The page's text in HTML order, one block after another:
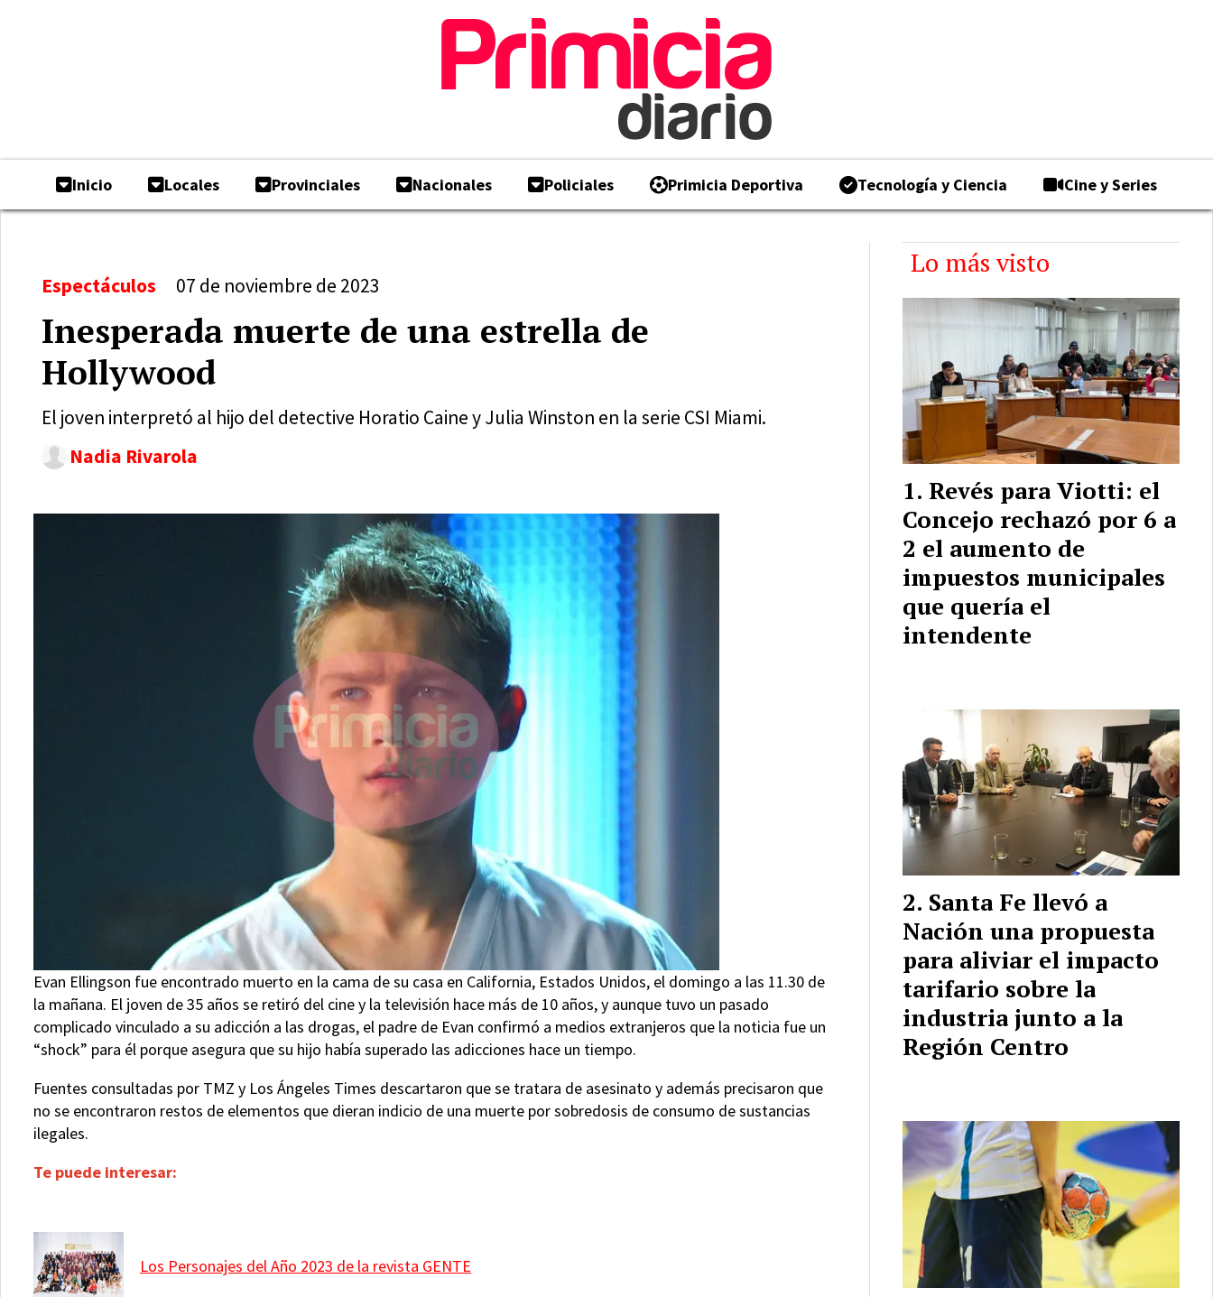
Inicio Locales Provinciales Nacionales Policiales Primicia Deportiva Tecnología y Ciencia Cine y Series
Inesperada muerte de una estrella de
Hollywood
El joven interpretó al hijo del detective Horatio Caine y Julia Winston en la serie CSI Miami.
Espectáculos 07 de noviembre de 2023
Nadia Rivarola
Evan Ellingson fue encontrado muerto en la cama de su casa en California, Estados Unidos, el domingo a las 11.30 de
la mañana. El joven de 35 años se retiró del cine y la televisión hace más de 10 años, y aunque tuvo un pasado
complicado vinculado a su adicción a las drogas, el padre de Evan confirmó a medios extranjeros que la noticia fue un
“shock” para él porque asegura que su hijo había superado las adicciones hace un tiempo.
Fuentes consultadas por TMZ y Los Ángeles Times descartaron que se tratara de asesinato y además precisaron que
no se encontraron restos de elementos que dieran indicio de una muerte por sobredosis de consumo de sustancias
ilegales.
Te puede interesar:
Los Personajes del Año 2023 de la revista GENTE
Lo más visto
Revés para Viotti: el
Concejo rechazó por 6 a
2 el aumento de
impuestos municipales
que quería el
intendente
Santa Fe llevó a
Nación una propuesta
para aliviar el impacto
tarifario sobre la
industria junto a la
Región Centro